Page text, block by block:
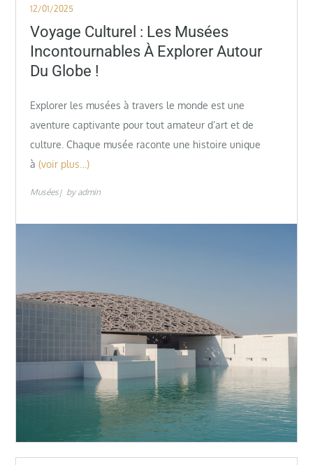
Posted
on
12/01/2025
Voyage Culturel : Les Musées
Incontournables À Explorer Autour
Du Globe !
Explorer les musées à travers le monde est une
aventure captivante pour tout amateur d’art et de
culture. Chaque musée raconte une histoire unique
à (voir plus…)
Musées by admin